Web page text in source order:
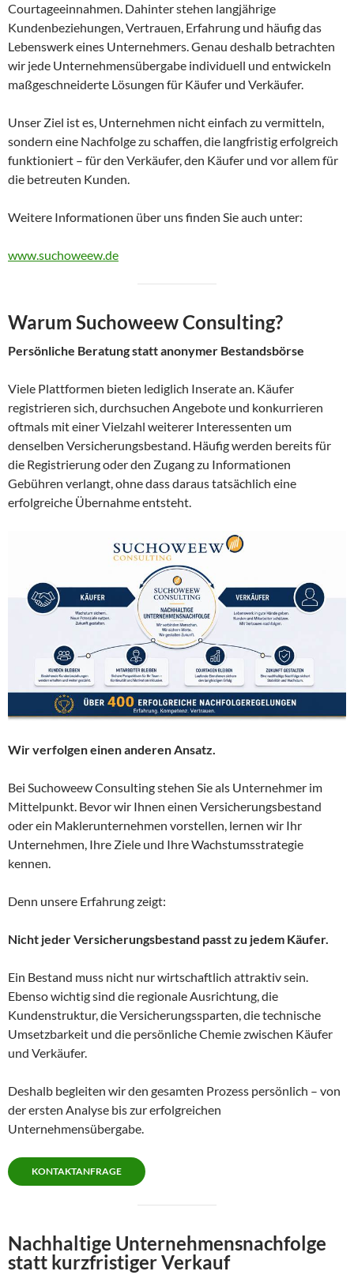
Courtageeinnahmen. Dahinter stehen langjährige
Kundenbeziehungen, Vertrauen, Erfahrung und häufig das
Lebenswerk eines Unternehmers. Genau deshalb betrachten
wir jede Unternehmensübergabe individuell und entwickeln
maßgeschneiderte Lösungen für Käufer und Verkäufer.
Unser Ziel ist es, Unternehmen nicht einfach zu vermitteln,
sondern eine Nachfolge zu schaffen, die langfristig erfolgreich
funktioniert – für den Verkäufer, den Käufer und vor allem für
die betreuten Kunden.
Weitere Informationen über uns finden Sie auch unter:
www.suchoweew.de
Warum Suchoweew Consulting?
Persönliche Beratung statt anonymer Bestandsbörse
Viele Plattformen bieten lediglich Inserate an. Käufer
registrieren sich, durchsuchen Angebote und konkurrieren
oftmals mit einer Vielzahl weiterer Interessenten um
denselben Versicherungsbestand. Häufig werden bereits für
die Registrierung oder den Zugang zu Informationen
Gebühren verlangt, ohne dass daraus tatsächlich eine
erfolgreiche Übernahme entsteht.
Wir verfolgen einen anderen Ansatz.
Bei Suchoweew Consulting stehen Sie als Unternehmer im
Mittelpunkt. Bevor wir Ihnen einen Versicherungsbestand
oder ein Maklerunternehmen vorstellen, lernen wir Ihr
Unternehmen, Ihre Ziele und Ihre Wachstumsstrategie
kennen.
Denn unsere Erfahrung zeigt:
Nicht jeder Versicherungsbestand passt zu jedem Käufer.
Ein Bestand muss nicht nur wirtschaftlich attraktiv sein.
Ebenso wichtig sind die regionale Ausrichtung, die
Kundenstruktur, die Versicherungssparten, die technische
Umsetzbarkeit und die persönliche Chemie zwischen Käufer
und Verkäufer.
Deshalb begleiten wir den gesamten Prozess persönlich – von
der ersten Analyse bis zur erfolgreichen
Unternehmensübergabe.
KONTAKTANFRAGE
Nachhaltige Unternehmensnachfolge
statt kurzfristiger Verkauf